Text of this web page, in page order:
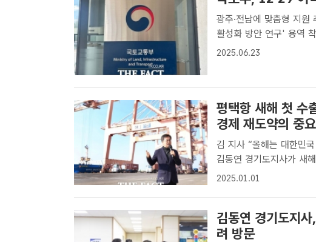
광주·전남에 맞춤형 지원 추진 국토부가 '12·29여객기참사 피
활성화 방안 연구' 용역
팩트｜이중삼 기자] 국토
2025.06.23
평택항 새해 첫 수
경제 재도약의 중
김 지사 “올해는 대한민
김동연 경기도지사가 새
함께하며 2025년 새해를
2025.01.01
김동연 경기도지
려 방문